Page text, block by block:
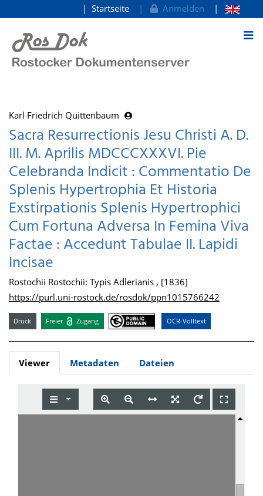
zum Inhalt
Startseite Anmelden
Karl Friedrich Quittenbaum
Sacra Resurrectionis Jesu Christi A. D.
III. M. Aprilis MDCCCXXXVI. Pie
Celebranda Indicit : Commentatio De
Splenis Hypertrophia Et Historia
Exstirpationis Splenis Hypertrophici
Cum Fortuna Adversa In Femina Viva
Factae : Accedunt Tabulae II. Lapidi
Incisae
Rostochii Rostochii: Typis Adlerianis , [1836]
https://purl.uni-rostock.de/rosdok/ppn1015766242
Druck Freier Zugang OCR-Volltext
Viewer Metadaten Dateien